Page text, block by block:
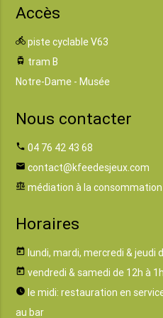
Accès
directions_bike piste cyclable V63
tram tram B
Notre-Dame - Musée
Nous contacter
phone 04 76 42 43 68
email contact@kfeedesjeux.com
balance médiation à la consommation
Horaires
today lundi, mardi, mercredi & jeudi
today vendredi & samedi de 12h à
watch_later le midi: restauration en
au bar